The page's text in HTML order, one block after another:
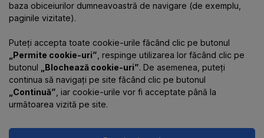
Informații
Contacte
baza obiceiurilor dumneavoastră de navigare (de exemplu,
paginile vizitate).
Puteți accepta toate cookie-urile făcând clic pe butonul
„Permite cookie-uri” , respinge utilizarea lor făcând clic pe
butonul
„Blochează cookie-uri”. De asemenea, puteți
continua să navigați pe site făcând clic pe butonul
„Continuă” , iar cookie-urile vor fi acceptate până la
următoarea vizită pe site.